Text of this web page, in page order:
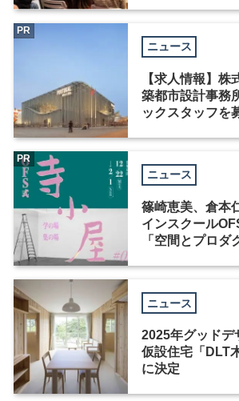
ニュース
【求人情報】株
築都市設計事務
ックスタッフを
PR
ニュース
篠崎恵美、倉本
インスクール
「空間とプロダ
PR
ニュース
2025年グッドデ
仮設住宅「DLT
に決定